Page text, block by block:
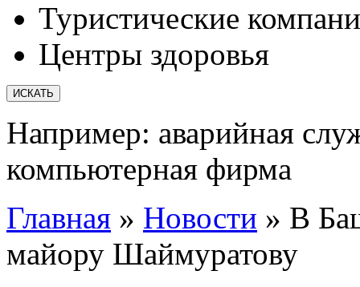
Туристические
Центры здоровья
Например: аварийная
компьютерная фирма
Главная » Новости » В
майору Шаймуратову